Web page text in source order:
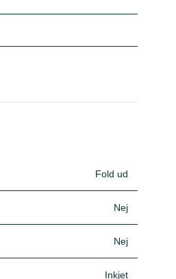
Fold ud
Nej
Nej
Inkjet